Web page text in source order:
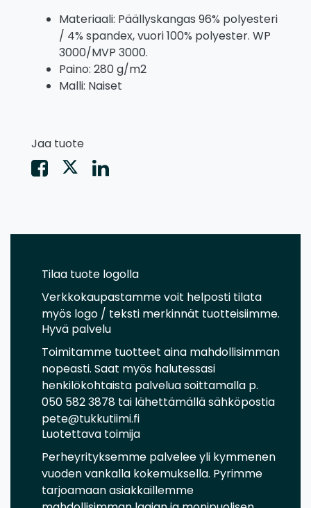
Materiaali: Päällyskangas 96% polyesteri
/ 4% spandex, vuori 100% polyester. WP
3000/MVP 3000.
Paino: 280 g/m2
Malli: Naiset
Jaa tuote
Tilaa tuote logolla
Verkkokaupastamme voit helposti tilata
myös logo / teksti merkinnät tuotteisiimme.
Hyvä palvelu
Toimitamme tuotteet aina mahdollisimman
nopeasti. Saat myös halutessasi
henkilökohtaista palvelua soittamalla p.
050 582 3878 tai lähettämällä sähköpostia
pete@tukkutiimi.fi
Luotettava toimija
Perheyrityksemme palvelee yli kymmenen
vuoden vankalla kokemuksella. Pyrimme
tarjoamaan asiakkaillemme